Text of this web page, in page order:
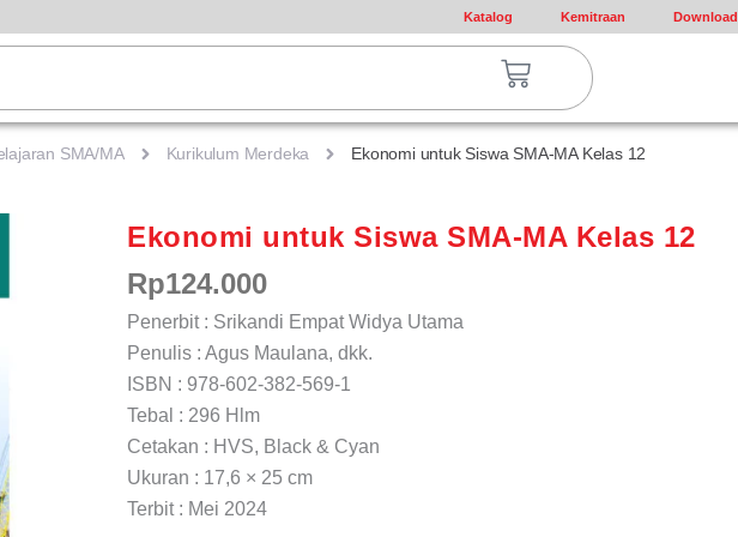
Katalog Kemitraan Download
Cart
SMA/MA Kurikulum Merdeka Ekonomi untuk Siswa SMA-MA Kelas 12
Ekonomi untuk Siswa SMA-MA Kelas 12
Rp124.000
Penerbit : Srikandi Empat Widya Utama
Penulis : Agus Maulana, dkk.
ISBN : 978-602-382-569-1
Tebal : 296 Hlm
Cetakan : HVS, Black & Cyan
Ukuran : 17,6 × 25 cm
Terbit : Mei 2024